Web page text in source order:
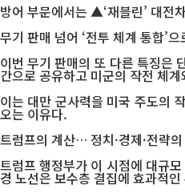
방어 부문에서는 ▲‘재블린’ 대
무기 판매 넘어 ‘전투 체계 통합’으
이번 무기 판매의 또 다른 특징은
간으로 공유하고 미군의 작전 체
이는 대만 군사력을 미국 주도의
오는 이유다.
트럼프의 계산… 정치·경제·전략
트럼프 행정부가 이 시점에 대규
경 노선은 보수층 결집에 효과적